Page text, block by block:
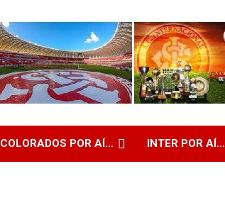
COLORADOS POR AÍ… INTER POR AÍ…